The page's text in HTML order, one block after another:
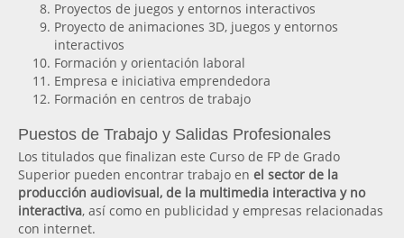
Proyectos de juegos y entornos interactivos
Proyecto de animaciones 3D, juegos y entornos
interactivos
Formación y orientación laboral
Empresa e iniciativa emprendedora
Formación en centros de trabajo
Puestos de Trabajo y Salidas Profesionales
Los titulados que finalizan este Curso de FP de Grado
Superior pueden encontrar trabajo en el sector de la
producción audiovisual, de la multimedia interactiva y no
interactiva, así como en publicidad y empresas relacionadas
con internet.